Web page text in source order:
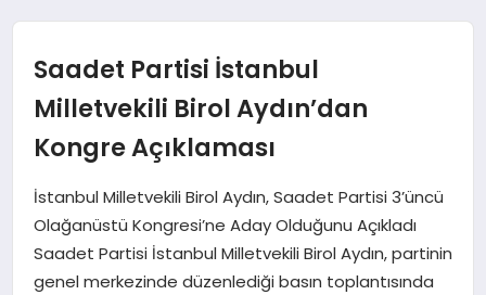
DÜNYA
MAGAZIN
EĞITIM
Saadet Partisi İstanbul
Milletvekili Birol Aydın’dan
Kongre Açıklaması
İstanbul Milletvekili Birol Aydın, Saadet Partisi 3’üncü
Olağanüstü Kongresi’ne Aday Olduğunu Açıkladı
Saadet Partisi İstanbul Milletvekili Birol Aydın, partinin
genel merkezinde düzenlediği basın toplantısında